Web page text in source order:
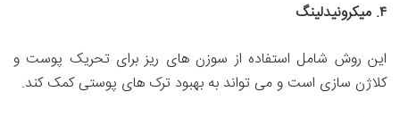
۴. میکرونیدلینگ
این روش شامل استفاده از سوزن های ریز برای تحریک پوست و
کلاژن سازی است و می تواند به بهبود ترک های پوستی کمک کند.